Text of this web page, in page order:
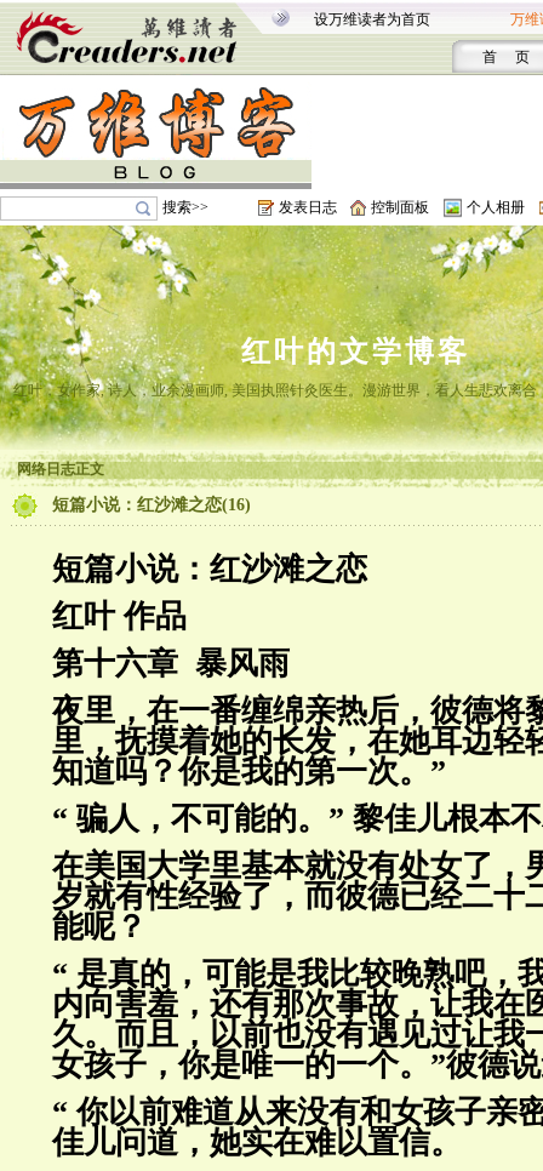
设万维读者为首页 万维
首 页
搜索>> 发表日志 控制面板 个人相册
红叶的文学博客
红叶，女作家, 诗人，业余漫画师, 美国执照针灸医生。漫游世界，看人生悲欢离
网络日志正文
短篇小说：红沙滩之恋(16)
短篇小说：红沙滩之恋
红叶 作品
第十六章 暴风雨
夜里，在一番缠绵亲热后，彼德将
里，抚摸着她的长发，在她耳边轻
知道吗？你是我的第一次。”
“ 骗人，不可能的。” 黎佳儿根本
在美国大学里基本就没有处女了，
岁就有性经验了，而彼德已经二十
能呢？
“ 是真的，可能是我比较晚熟吧，
内向害羞，还有那次事故，让我在
久。而且，以前也没有遇见过让我
女孩子，你是唯一的一个。”彼德
“ 你以前难道从来没有和女孩子亲
佳儿问道，她实在难以置信。